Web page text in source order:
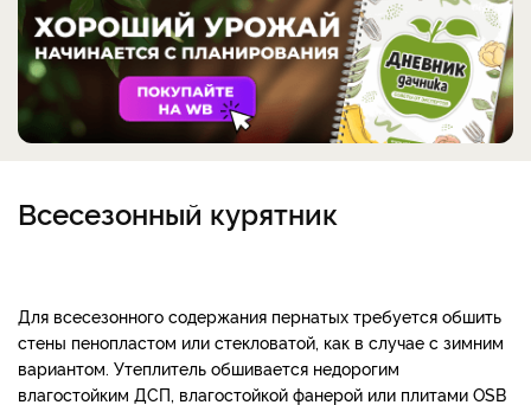
Всесезонный курятник
Для всесезонного содержания пернатых требуется обшить
стены пенопластом или стекловатой, как в случае с зимним
вариантом. Утеплитель обшивается недорогим
влагостойким ДСП, влагостойкой фанерой или плитами OSB